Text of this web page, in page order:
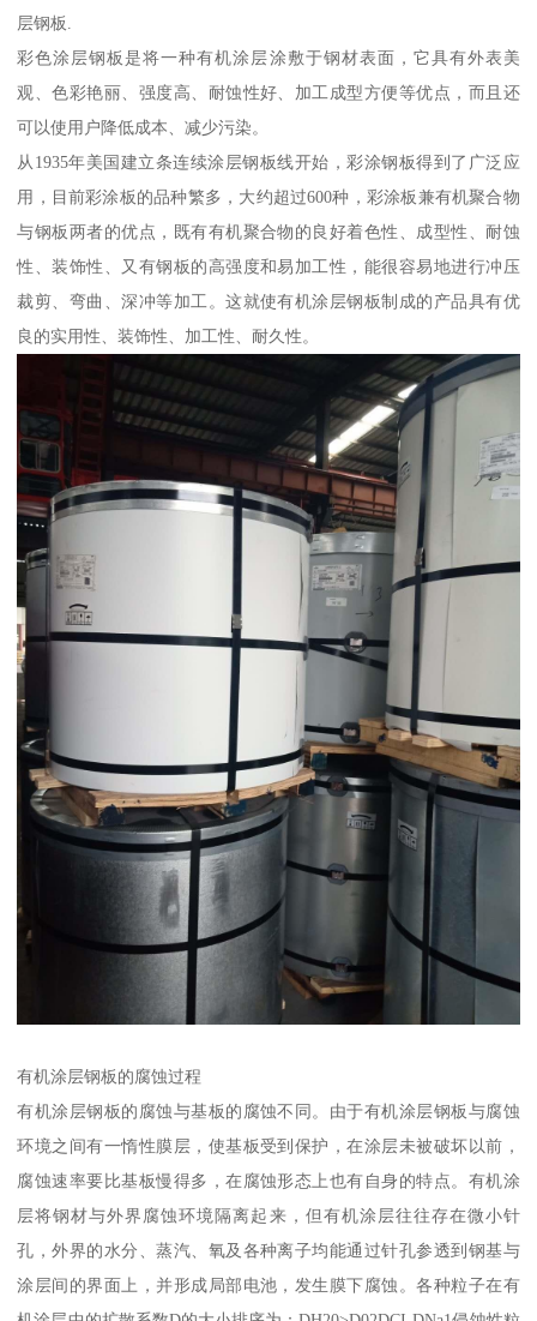
层钢板.
彩色涂层钢板是将一种有机涂层涂敷于钢材表面，它具有外表美
观、色彩艳丽、强度高、耐蚀性好、加工成型方便等优点，而且还
可以使用户降低成本、减少污染。
从1935年美国建立条连续涂层钢板线开始，彩涂钢板得到了广泛应
用，目前彩涂板的品种繁多，大约超过600种，彩涂板兼有机聚合物
与钢板两者的优点，既有有机聚合物的良好着色性、成型性、耐蚀
性、装饰性、又有钢板的高强度和易加工性，能很容易地进行冲压
裁剪、弯曲、深冲等加工。这就使有机涂层钢板制成的产品具有优
良的实用性、装饰性、加工性、耐久性。
有机涂层钢板的腐蚀过程
有机涂层钢板的腐蚀与基板的腐蚀不同。由于有机涂层钢板与腐蚀
环境之间有一惰性膜层，使基板受到保护，在涂层未被破坏以前，
腐蚀速率要比基板慢得多，在腐蚀形态上也有自身的特点。有机涂
层将钢材与外界腐蚀环境隔离起来，但有机涂层往往存在微小针
孔，外界的水分、蒸汽、氧及各种离子均能通过针孔参透到钢基与
涂层间的界面上，并形成局部电池，发生膜下腐蚀。各种粒子在有